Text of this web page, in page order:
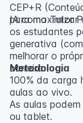
CEP+R
para maximizar
IA como Tutor
os estudantes
generativa
melhorar o
carreira.
Metodologia
100% da carga
aulas ao vivo.
As aulas
ou tablet.